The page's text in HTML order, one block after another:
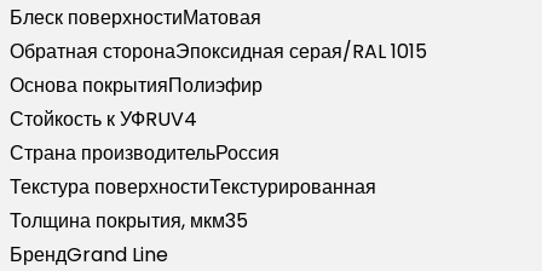
Блеск поверхностиМатовая
Обратная сторонаЭпоксидная серая/RAL 1015
Основа покрытияПолиэфир
Стойкость к УФRUV4
Страна производительРоссия
Текстура поверхностиТекстурированная
Толщина покрытия, мкм35
БрендGrand Line